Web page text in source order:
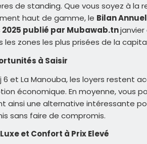
de standing. Que vous soyez à la
haut de gamme, le Bilan
publié par Mubawab.tnjanvier
les zones les plus prisées de la
à Saisir
6 et La Manouba, les loyers restent
économique. En moyenne, vous
ainsi une alternative intéressante
sans faire de compromis.
et Confort à Prix Elevé